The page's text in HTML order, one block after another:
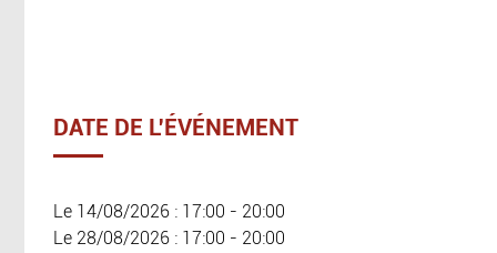
DATE DE L'ÉVÉNEMENT
Le 14/08/2026 : 17:00 - 20:00
Le 28/08/2026 : 17:00 - 20:00